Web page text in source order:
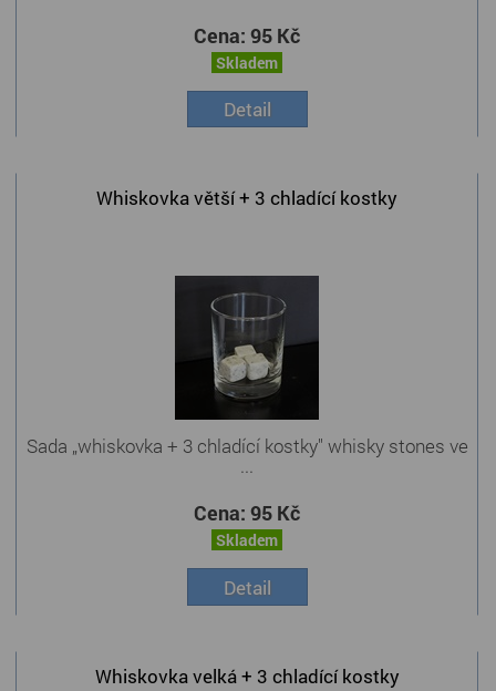
Cena: 95 Kč
Skladem
Detail
Whiskovka větší + 3 chladící kostky
Sada „whiskovka + 3 chladící kostky" whisky stones ve
...
Cena: 95 Kč
Skladem
Detail
Whiskovka velká + 3 chladící kostky